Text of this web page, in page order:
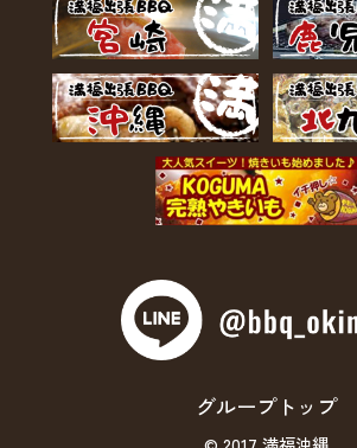
グループトップ